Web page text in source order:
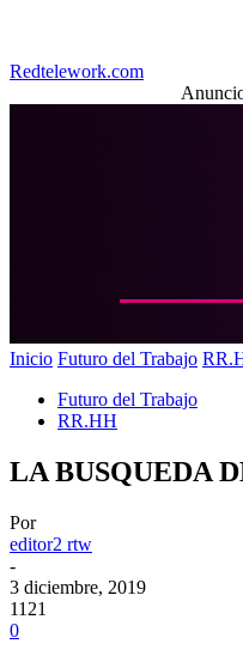
Redtelework.com
Inicio Futuro del Trabajo
Futuro del Trabajo
RR.HH
LA BUSQUEDA
Por
editor2 rtw
-
3 diciembre, 2019
1121
0